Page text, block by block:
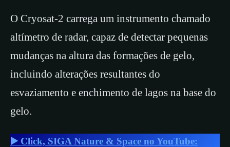
O Cryosat-2 carrega um instrumento chamado
altímetro de radar, capaz de detectar pequenas
mudanças na altura das formações de gelo,
incluindo alterações resultantes do
esvaziamento e enchimento de lagos na base do
gelo.
▶️ Click, SIGA Nature & Space no YouTube: